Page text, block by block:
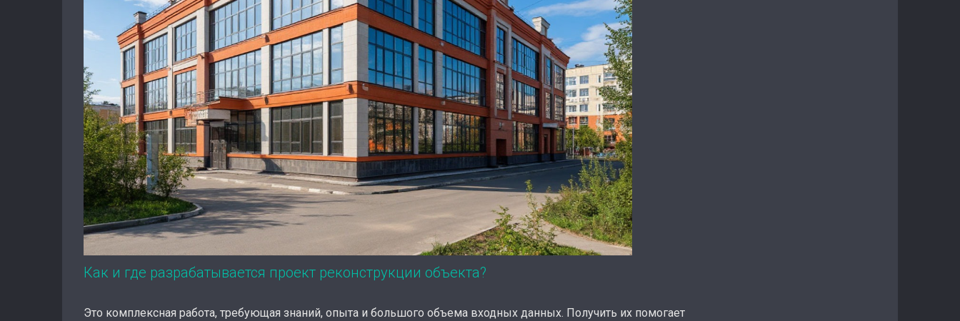
Как и где разрабатывается проект реконструкции объекта?
Это комплексная работа, требующая знаний, опыта и большого объема входных данных. Получить их помогает